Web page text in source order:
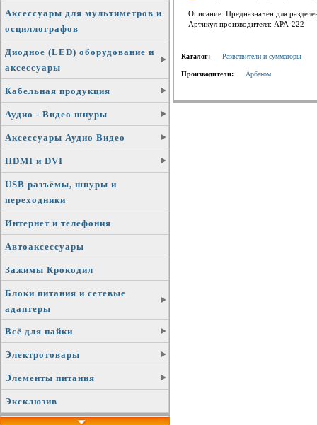
Аксессуары для мультиметров и
осциллографов
Диодное (LED) оборудование и
аксессуары
Кабельная продукция
Аудио - Видео шнуры
Аксессуары Аудио Видео
HDMI и DVI
USB разъёмы, шнуры и
переходники
Интернет и телефония
Автоаксессуары
Зажимы Крокодил
Блоки питания и сетевые
адаптеры
Всё для пайки
Электротовары
Элементы питания
Эксклюзив
Описание: Предназначен для
Артикул производителя: АРА-222
Каталог: Разветвители и сумматоры
Производители: Арбаком